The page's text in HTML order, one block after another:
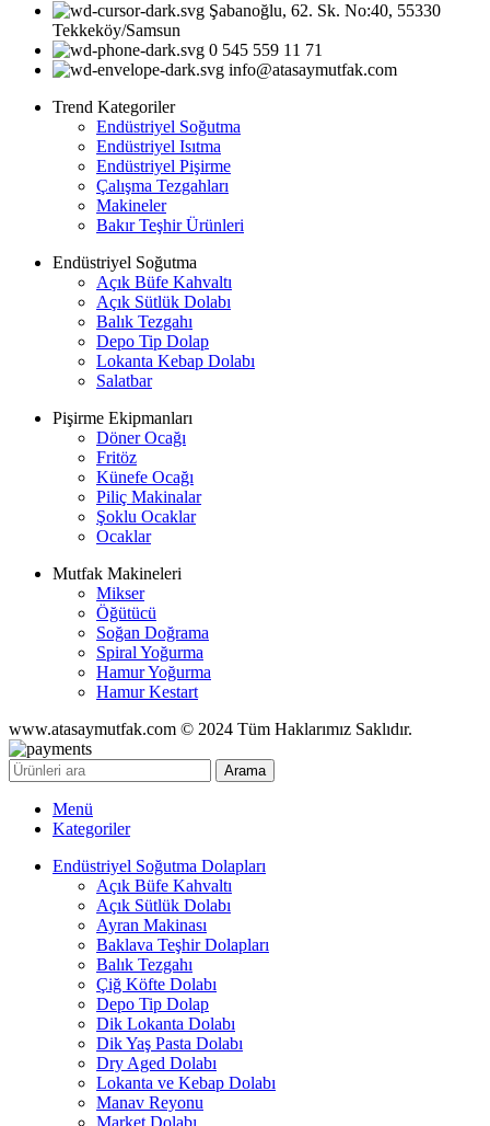
Şabanoğlu, 62. Sk. No:40, 55330
Tekkeköy/Samsun
0 545 559 11 71
info@atasaymutfak.com
Trend Kategoriler
Endüstriyel Soğutma
Endüstriyel Isıtma
Endüstriyel Pişirme
Çalışma Tezgahları
Makineler
Bakır Teşhir Ürünleri
Endüstriyel Soğutma
Açık Büfe Kahvaltı
Açık Sütlük Dolabı
Balık Tezgahı
Depo Tip Dolap
Lokanta Kebap Dolabı
Salatbar
Pişirme Ekipmanları
Döner Ocağı
Fritöz
Künefe Ocağı
Piliç Makinalar
Şoklu Ocaklar
Ocaklar
Mutfak Makineleri
Mikser
Öğütücü
Soğan Doğrama
Spiral Yoğurma
Hamur Yoğurma
Hamur Kestart
www.atasaymutfak.com © 2024 Tüm Haklarımız Saklıdır.
Arama
Menü
Kategoriler
Endüstriyel Soğutma Dolapları
Açık Büfe Kahvaltı
Açık Sütlük Dolabı
Ayran Makinası
Baklava Teşhir Dolapları
Balık Tezgahı
Çiğ Köfte Dolabı
Depo Tip Dolap
Dik Lokanta Dolabı
Dik Yaş Pasta Dolabı
Dry Aged Dolabı
Lokanta ve Kebap Dolabı
Manav Reyonu